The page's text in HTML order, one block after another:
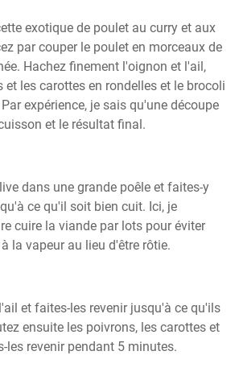
exotique de poulet au curry et aux
par couper le poulet en morceaux de
Hachez finement l'oignon et l'ail,
et les carottes en rondelles et le brocoli
expérience, je sais qu'une découpe
et le résultat final.
dans une grande poêle et faites-y
ce qu'il soit bien cuit. Ici, je
cuire la viande par lots pour éviter
la vapeur au lieu d'être rôtie.
et faites-les revenir jusqu'à ce qu'ils
ensuite les poivrons, les carottes et
les revenir pendant 5 minutes.